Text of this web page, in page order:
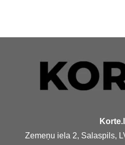
Zemeņu iela 2, Salaspils,